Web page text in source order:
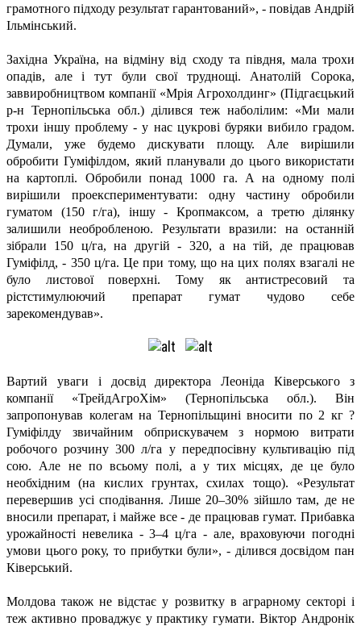
грамотного підходу результат гарантований», - повідав Андрій
Ільмінський.
Західна Україна, на відміну від сходу та півдня, мала трохи
опадів, але і тут були свої труднощі. Анатолій Сорока,
заввиробництвом компанії «Мрія Агрохолдинг» (Підгаєцький
р-н Тернопільська обл.) ділився теж наболілим: «Ми мали
трохи іншу проблему - у нас цукрові буряки вибило градом.
Думали, уже будемо дискувати площу. Але вирішили
обробити Гуміфілдом, який планували до цього використати
на картоплі. Обробили понад 1000 га. А на одному полі
вирішили проекспериментувати: одну частину обробили
гуматом (150 г/га), іншу - Кропмаксом, а третю ділянку
залишили необробленою. Результати вразили: на останній
зібрали 150 ц/га, на другій - 320, а на тій, де працював
Гуміфілд, - 350 ц/га. Це при тому, що на цих полях взагалі не
було листової поверхні. Тому як антистресовий та
рістстимулюючий препарат гумат чудово себе
зарекомендував».
Вартий уваги і досвід директора Леоніда Ківерського з
компанії «ТрейдАгроХім» (Тернопільська обл.). Він
запропонував колегам на Тернопільщині вносити по 2 кг ?
Гуміфілду звичайним обприскувачем з нормою витрати
робочого розчину 300 л/га у передпосівну культивацію під
сою. Але не по всьому полі, а у тих місцях, де це було
необхідним (на кислих грунтах, схилах тощо). «Результат
перевершив усі сподівання. Лише 20–30% зійшло там, де не
вносили препарат, і майже все - де працював гумат. Прибавка
урожайності невелика - 3–4 ц/га - але, враховуючи погодні
умови цього року, то прибутки були», - ділився досвідом пан
Ківерський.
Молдова також не відстає у розвитку в аграрному секторі і
теж активно проваджує у практику гумати. Віктор Андронік